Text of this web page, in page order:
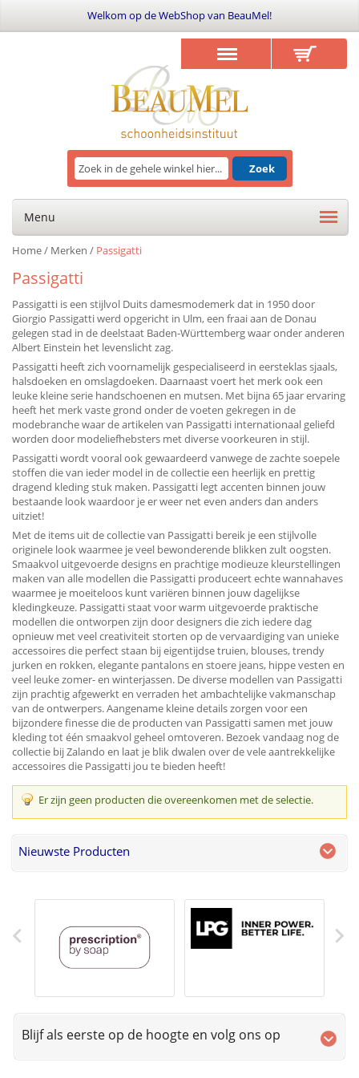
Welkom op de WebShop van BeauMel!
Zoek
Menu
Home/ Merken / Passigatti
Passigatti
Passigatti is een stijlvol Duits damesmodemerk dat in 1950 door
Giorgio Passigatti werd opgericht in Ulm, een fraai aan de Donau
gelegen stad in de deelstaat Baden-Württemberg waar onder anderen
Albert Einstein het levenslicht zag.
Passigatti heeft zich voornamelijk gespecialiseerd in eersteklas sjaals,
halsdoeken en omslagdoeken. Daarnaast voert het merk ook een
leuke kleine serie handschoenen en mutsen. Met bijna 65 jaar ervaring
heeft het merk vaste grond onder de voeten gekregen in de
modebranche waar de artikelen van Passigatti internationaal geliefd
worden door modeliefhebsters met diverse voorkeuren in stijl.
Passigatti wordt vooral ook gewaardeerd vanwege de zachte soepele
stoffen die van ieder model in de collectie een heerlijk en prettig
dragend kleding stuk maken. Passigatti legt accenten binnen jouw
bestaande look waardoor je er weer net even anders dan anders
uitziet!
Met de items uit de collectie van Passigatti bereik je een stijlvolle
originele look waarmee je veel bewonderende blikken zult oogsten.
Smaakvol uitgevoerde designs en prachtige modieuze kleurstellingen
maken van alle modellen die Passigatti produceert echte wannahaves
waarmee je moeiteloos kunt variëren binnen jouw dagelijkse
kledingkeuze. Passigatti staat voor warm uitgevoerde praktische
modellen die ontworpen zijn door designers die zich iedere dag
opnieuw met veel creativiteit storten op de vervaardiging van unieke
accessoires die perfect staan bij eigentijdse truien, blouses, trendy
jurken en rokken, elegante pantalons en stoere jeans, hippe vesten en
veel leuke zomer- en winterjassen. De diverse modellen van Passigatti
zijn prachtig afgewerkt en verraden het ambachtelijke vakmanschap
van de ontwerpers. Aangename kleine details zorgen voor een
bijzondere finesse die de producten van Passigatti samen met jouw
kleding tot één smaakvol geheel omtoveren. Bezoek vandaag nog de
collectie bij Zalando en laat je blik dwalen over de vele aantrekkelijke
accessoires die Passigatti jou te bieden heeft!
Er zijn geen producten die overeenkomen met de selectie.
Nieuwste Producten
Blijf als eerste op de hoogte en volg ons op